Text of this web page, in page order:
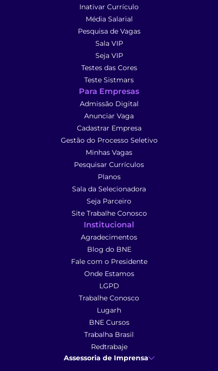
Inativar Currículo
Média Salarial
Pesquisa de Vagas
Sala VIP
Seja VIP
Testes das Cores
Teste Sistmars
Para Empresas
Admissão Digital
Anunciar Vaga
Cadastrar Empresa
Gestão do Processo Seletivo
Minhas Vagas
Pesquisar Currículos
Planos
Sala da Selecionadora
Seja Parceiro
Site Trabalhe Conosco
Institucional
Agradecimentos
Blog do BNE
Fale com o Presidente
Onde Estamos
LGPD
Trabalhe Conosco
Lugarh
BNE Cursos
Trabalha Brasil
Redtrabaje
Assessoria de Imprensa